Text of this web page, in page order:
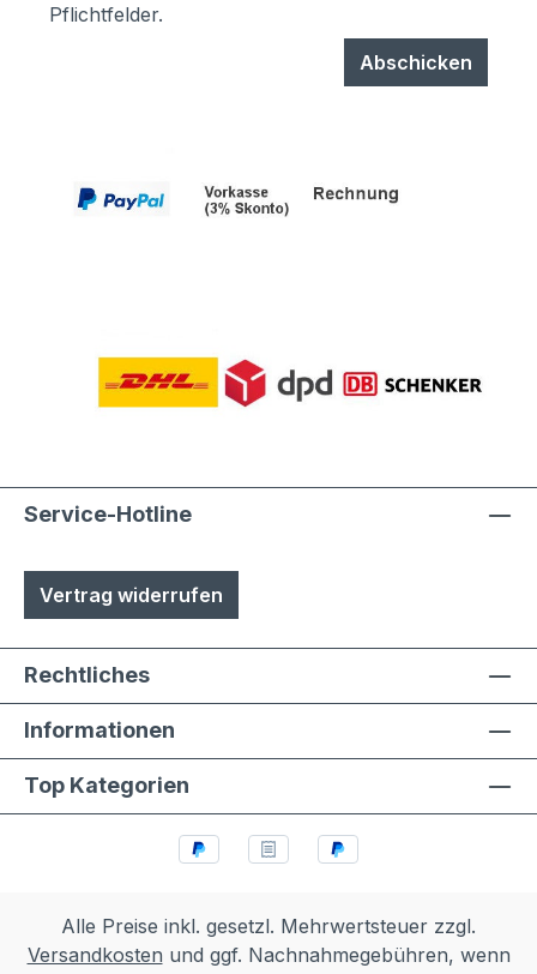
Pflichtfelder.
Abschicken
Service-Hotline
Vertrag widerrufen
Rechtliches
Informationen
Top Kategorien
Alle Preise inkl. gesetzl. Mehrwertsteuer zzgl.
Versandkosten und ggf. Nachnahmegebühren, wenn